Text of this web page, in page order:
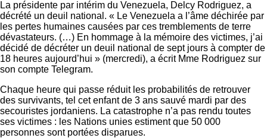
La présidente par intérim du Venezuela, Delcy Rodriguez, a
décrété un deuil national. « Le Venezuela a l’âme déchirée par
les pertes humaines causées par ces tremblements de terre
dévastateurs. (…) En hommage à la mémoire des victimes, j’ai
décidé de décréter un deuil national de sept jours à compter de
18 heures aujourd’hui » (mercredi), a écrit Mme Rodriguez sur
son compte Telegram.
Chaque heure qui passe réduit les probabilités de retrouver
des survivants, tel cet enfant de 3 ans sauvé mardi par des
secouristes jordaniens. La catastrophe n’a pas rendu toutes
ses victimes : les Nations unies estiment que 50 000
personnes sont portées disparues.